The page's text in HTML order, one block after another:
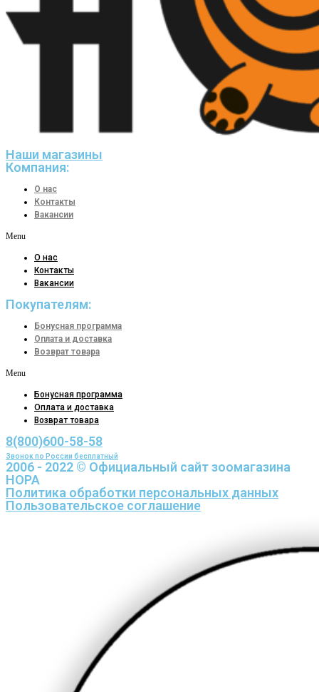
Наши магазины
Компания:
О нас
Контакты
Вакансии
Menu
О нас
Контакты
Вакансии
Покупателям:
Бонусная программа
Оплата и доставка
Возврат товара
Menu
Бонусная программа
Оплата и доставка
Возврат товара
8(800)600-58-58
Звонок по России бесплатный
2006 - 2022 © Официальный сайт зоомагазина
НОРА
Политика обработки персональных данных
Пользовательское соглашение